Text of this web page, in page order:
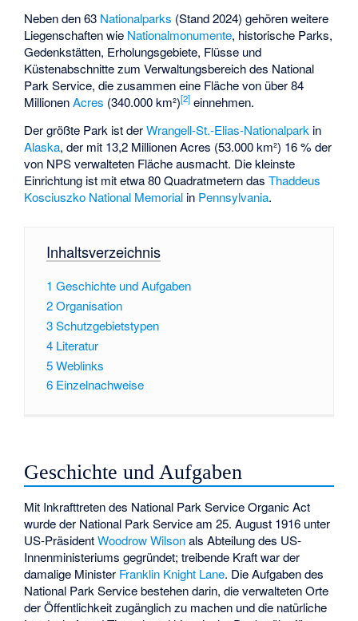
Neben den 63 Nationalparks (Stand 2024) gehören weitere
Liegenschaften wie Nationalmonumente, historische Parks,
Gedenkstätten, Erholungsgebiete, Flüsse und
Küstenabschnitte zum Verwaltungsbereich des National
Park Service, die zusammen eine Fläche von über 84
MillionenAcres (340.000 km²)[2] einnehmen.
Der größte Park ist derWrangell-St.-Elias-Nationalpark in
Alaska, der mit 13,2 Millionen Acres (53.000 km²) 16 % der
von NPS verwalteten Fläche ausmacht. Die kleinste
Einrichtung ist mit etwa 80 Quadratmetern dasThaddeus
Kosciuszko National Memorial in Pennsylvania.
Inhaltsverzeichnis
1 Geschichte und Aufgaben
2Organisation
3Schutzgebietstypen
4 Literatur
5Weblinks
6 Einzelnachweise
Geschichte und Aufgaben
Mit Inkrafttreten des National Park Service Organic Act
wurde der National Park Service am 25. August 1916 unter
US-PräsidentWoodrow Wilsonals Abteilung des US-
Innenministeriums gegründet; treibende Kraft war der
damalige Minister Franklin Knight Lane. Die Aufgaben des
National Park Service bestehen darin, die verwalteten Orte
der Öffentlichkeit zugänglich zu machen und die natürliche